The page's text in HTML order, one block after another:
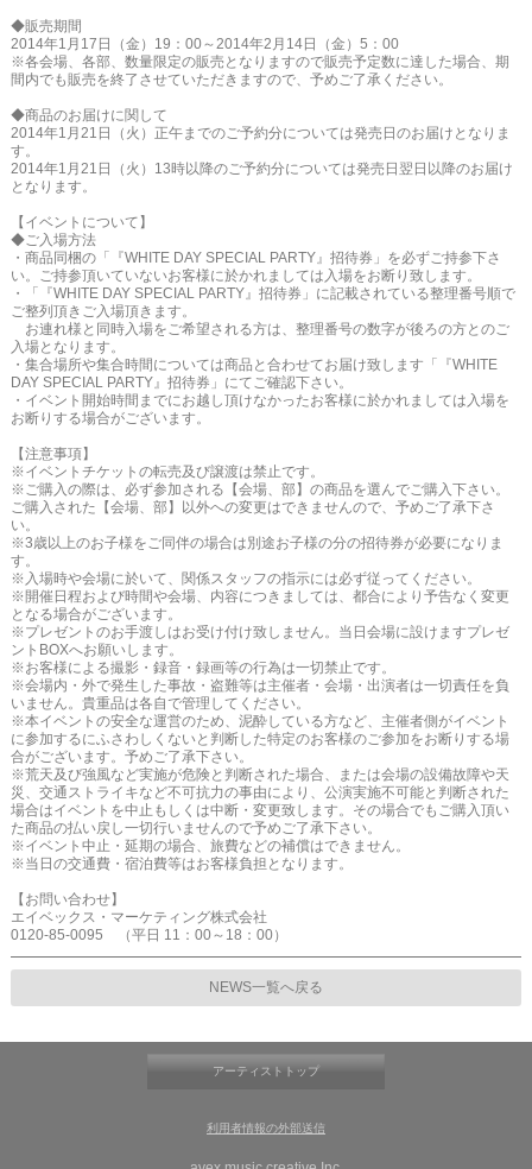
◆販売期間
2014年1月17日（金）19：00～2014年2月14日（金）5：00
※各会場、各部、数量限定の販売となりますので販売予定数に達した場合、期
間内でも販売を終了させていただきますので、予めご了承ください。
◆商品のお届けに関して
2014年1月21日（火）正午までのご予約分については発売日のお届けとなりま
す。
2014年1月21日（火）13時以降のご予約分については発売日翌日以降のお届け
となります。
【イベントについて】
◆ご入場方法
・商品同梱の「『WHITE DAY SPECIAL PARTY』招待券」を必ずご持参下さ
い。ご持参頂いていないお客様に於かれましては入場をお断り致します。
・「『WHITE DAY SPECIAL PARTY』招待券」に記載されている整理番号順で
ご整列頂きご入場頂きます。
お連れ様と同時入場をご希望される方は、整理番号の数字が後ろの方とのご
入場となります。
・集合場所や集合時間については商品と合わせてお届け致します「『WHITE
DAY SPECIAL PARTY』招待券」にてご確認下さい。
・イベント開始時間までにお越し頂けなかったお客様に於かれましては入場を
お断りする場合がございます。
【注意事項】
※イベントチケットの転売及び譲渡は禁止です。
※ご購入の際は、必ず参加される【会場、部】の商品を選んでご購入下さい。
ご購入された【会場、部】以外への変更はできませんので、予めご了承下さ
い。
※3歳以上のお子様をご同伴の場合は別途お子様の分の招待券が必要になりま
す。
※入場時や会場に於いて、関係スタッフの指示には必ず従ってください。
※開催日程および時間や会場、内容につきましては、都合により予告なく変更
となる場合がございます。
※プレゼントのお手渡しはお受け付け致しません。当日会場に設けますプレゼ
ントBOXへお願いします。
※お客様による撮影・録音・録画等の行為は一切禁止です。
※会場内・外で発生した事故・盗難等は主催者・会場・出演者は一切責任を負
いません。貴重品は各自で管理してください。
※本イベントの安全な運営のため、泥酔している方など、主催者側がイベント
に参加するにふさわしくないと判断した特定のお客様のご参加をお断りする場
合がございます。予めご了承下さい。
※荒天及び強風など実施が危険と判断された場合、または会場の設備故障や天
災、交通ストライキなど不可抗力の事由により、公演実施不可能と判断された
場合はイベントを中止もしくは中断・変更致します。その場合でもご購入頂い
た商品の払い戻し一切行いませんので予めご了承下さい。
※イベント中止・延期の場合、旅費などの補償はできません。
※当日の交通費・宿泊費等はお客様負担となります。
【お問い合わせ】
エイベックス・マーケティング株式会社
0120-85-0095 （平日 11：00～18：00）
NEWS一覧へ戻る
アーティストトップ
利用者情報の外部送信